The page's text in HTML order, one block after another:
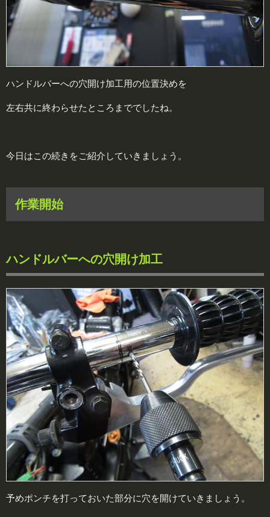
ハンドルバーへの穴開け加工用の位置決めを
左右共に終わらせたところまででしたね。
今日はこの続きをご紹介していきましょう。
作業開始
ハンドルバーへの穴開け加工
予めポンチを打っておいた部分に穴を開けていきましょう。